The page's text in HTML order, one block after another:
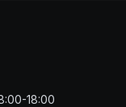
18:00